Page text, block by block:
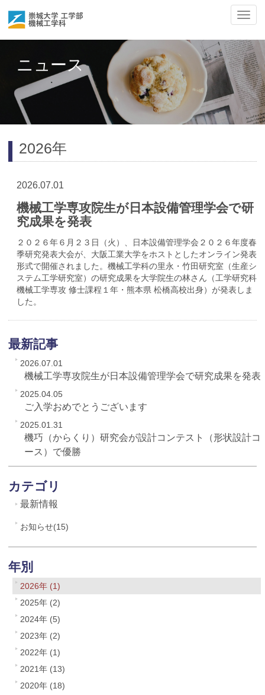
ナ
ビ
ゲ
ー
シ
ョ
ン
の
切
替
ニュース
2026年
2026.07.01
機械工学専攻院生が日本設備管理学会で研
究成果を発表
２０２６年６月２３日（火）、日本設備管理学会２０２６年度春
季研究発表大会が、大阪工業大学をホストとしたオンライン発表
形式で開催されました。機械工学科の里永・竹田研究室（生産シ
ステム工学研究室）の研究成果を大学院生の林さん（工学研究科
機械工学専攻 修士課程１年・熊本県 松橋高校出身）が発表しま
した。
最新記事
2026.07.01
機械工学専攻院生が日本設備管理学会で研究成果を発表
2025.04.05
ご入学おめでとうございます
2025.01.31
機巧（からくり）研究会が設計コンテスト（形状設計コ
ース）で優勝
カテゴリ
最新情報
お知らせ(15)
年別
2026年 (1)
2025年 (2)
2024年 (5)
2023年 (2)
2022年 (1)
2021年 (13)
2020年 (18)